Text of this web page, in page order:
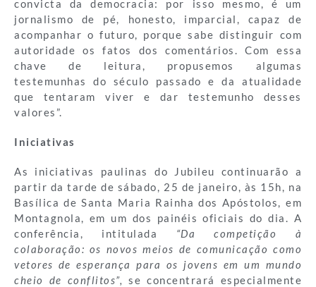
convicta da democracia: por isso mesmo, é um
jornalismo de pé, honesto, imparcial, capaz de
acompanhar o futuro, porque sabe distinguir com
autoridade os fatos dos comentários. Com essa
chave de leitura, propusemos algumas
testemunhas do século passado e da atualidade
que tentaram viver e dar testemunho desses
valores”.
Iniciativas
As iniciativas paulinas do Jubileu continuarão a
partir da tarde de sábado, 25 de janeiro, às 15h, na
Basílica de Santa Maria Rainha dos Apóstolos, em
Montagnola, em um dos painéis oficiais do dia. A
conferência, intitulada “Da competição à
colaboração: os novos meios de comunicação como
vetores de esperança para os jovens em um mundo
cheio de conflitos”, se concentrará especialmente